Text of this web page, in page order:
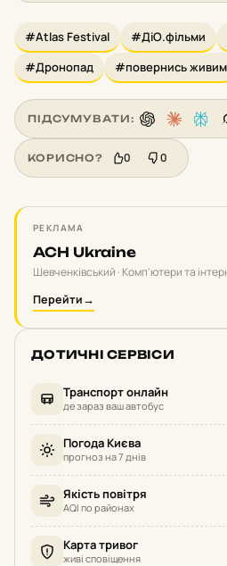
#Atlas Festival #ДіО.фільми
#Дронопад
#повернись живим
ПІДСУМУВАТИ:
КОРИСНО? 0 0
РЕКЛАМА
ACH Ukraine
Шевченківський · Комп'ютери та
Перейти→
ДОТИЧНІ СЕРВІСИ
Транспорт онлайн
де зараз ваш автобус
Погода Києва
прогноз на 7 днів
Якість повітря
AQI по районах
Карта тривог
живі сповіщення